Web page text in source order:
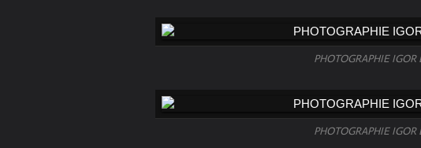
PHOTOGRAPHIE IGOR
PHOTOGRAPHIE IGOR